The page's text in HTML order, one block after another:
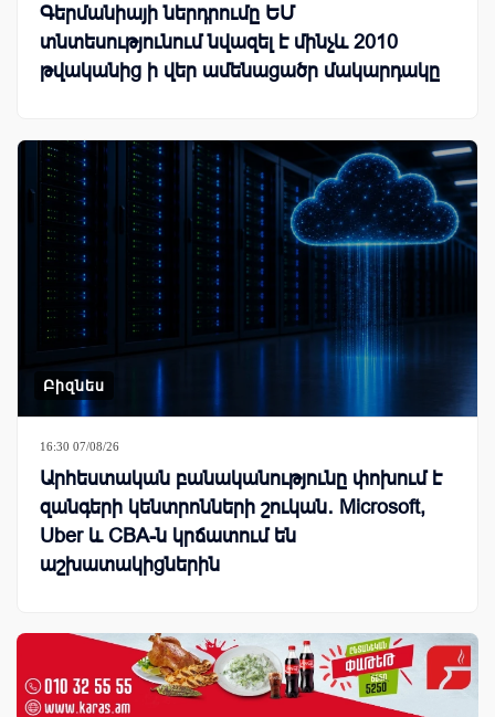
Գերմանիայի ներդրումը ԵՄ
տնտեսությունում նվազել է մինչև 2010
թվականից ի վեր ամենացածր մակարդակը
Բիզնես
16:30 07/08/26
Արհեստական բանականությունը փոխում է
զանգերի կենտրոնների շուկան․ Microsoft,
Uber և CBA-ն կրճատում են
աշխատակիցներին